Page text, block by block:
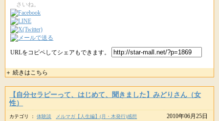
さいね。
URLをコピペしてシェアもできます。
＋ 続きはこちら
【自分セラピーって、はじめて、聞きました】みどりさん（女
性）
カテゴリ ：体験談 メルマガ【人生編】(月・木発行)感想
2010年06月25日